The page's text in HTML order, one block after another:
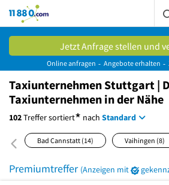
11880.com
Jetzt Anfrage stellen und
Online anfragen Angebote erhalten
Taxiunternehmen Stuttgart |
Taxiunternehmen in der Nähe
102Treffersortiert* nach Standard
Bad Cannstatt (14) Vaihingen (8)
Premiumtreffer (Anzeigen mit